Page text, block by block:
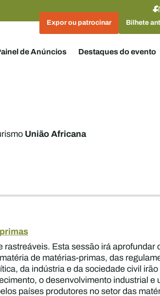
Expor ou patrocinar Bilhete
de Anúncios Destaques do evento
União Africana
Esta sessão irá aprofundar
de matérias-primas, das
da indústria e da sociedade civil
o desenvolvimento industrial e
países produtores no setor das